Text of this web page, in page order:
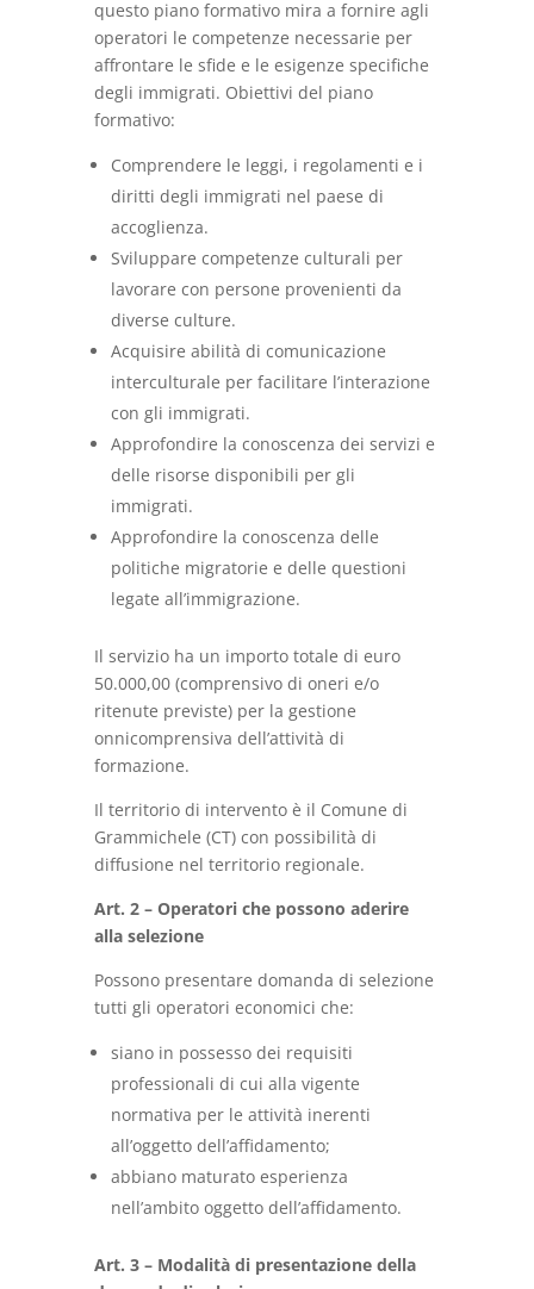
questo piano formativo mira a fornire agli
operatori le competenze necessarie per
affrontare le sfide e le esigenze specifiche
degli immigrati. Obiettivi del piano
formativo:
Comprendere le leggi, i regolamenti e i
diritti degli immigrati nel paese di
accoglienza.
Sviluppare competenze culturali per
lavorare con persone provenienti da
diverse culture.
Acquisire abilità di comunicazione
interculturale per facilitare l’interazione
con gli immigrati.
Approfondire la conoscenza dei servizi e
delle risorse disponibili per gli
immigrati.
Approfondire la conoscenza delle
politiche migratorie e delle questioni
legate all’immigrazione.
Il servizio ha un importo totale di euro
50.000,00 (comprensivo di oneri e/o
ritenute previste) per la gestione
onnicomprensiva dell’attività di
formazione.
Il territorio di intervento è il Comune di
Grammichele (CT) con possibilità di
diffusione nel territorio regionale.
Art. 2 – Operatori che possono aderire
alla selezione
Possono presentare domanda di selezione
tutti gli operatori economici che:
siano in possesso dei requisiti
professionali di cui alla vigente
normativa per le attività inerenti
all’oggetto dell’affidamento;
abbiano maturato esperienza
nell’ambito oggetto dell’affidamento.
Art. 3 – Modalità di presentazione della